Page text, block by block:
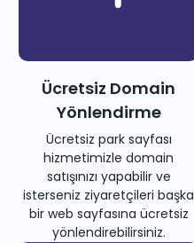
Ücretsiz Domain
Yönlendirme
Ücretsiz park sayfası
hizmetimizle domain
satışınızı yapabilir ve
isterseniz ziyaretçileri başka
bir web sayfasına ücretsiz
yönlendirebilirsiniz.